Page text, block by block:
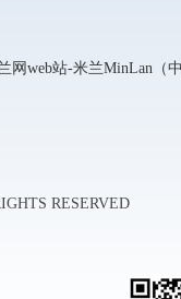
网web站-米兰MinLan（中
RESERVED